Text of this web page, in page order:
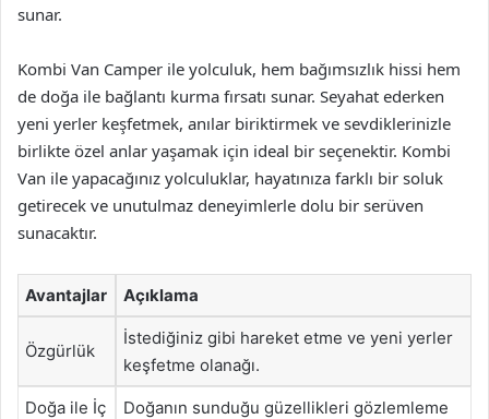
sunar.
Kombi Van Camper ile yolculuk, hem bağımsızlık hissi hem
de doğa ile bağlantı kurma fırsatı sunar. Seyahat ederken
yeni yerler keşfetmek, anılar biriktirmek ve sevdiklerinizle
birlikte özel anlar yaşamak için ideal bir seçenektir. Kombi
Van ile yapacağınız yolculuklar, hayatınıza farklı bir soluk
getirecek ve unutulmaz deneyimlerle dolu bir serüven
sunacaktır.
Avantajlar Açıklama
Özgürlük
İstediğiniz gibi hareket etme ve yeni yerler
keşfetme olanağı.
Doğa ile İç
Doğanın sunduğu güzellikleri gözlemleme